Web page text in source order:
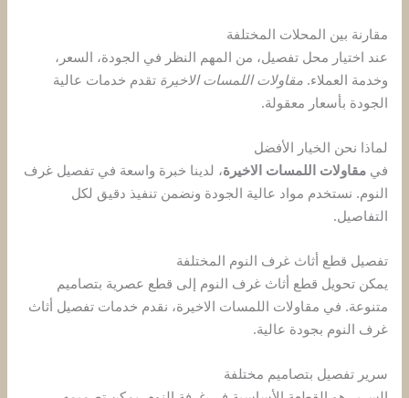
مقارنة بين المحلات المختلفة
عند اختيار محل تفصيل، من المهم النظر في الجودة، السعر،
وخدمة العملاء.مقاولات اللمسات الاخيرة تقدم خدمات عالية
الجودة بأسعار معقولة.
لماذا نحن الخيار الأفضل
فيمقاولات اللمسات الاخيرة، لدينا خبرة واسعة في تفصيل غرف
النوم. نستخدم مواد عالية الجودة ونضمن تنفيذ دقيق لكل
التفاصيل.
تفصيل قطع أثاث غرف النوم المختلفة
يمكن تحويل قطع أثاث غرف النوم إلى قطع عصرية بتصاميم
متنوعة. في مقاولات اللمسات الاخيرة، نقدم خدمات تفصيل أثاث
غرف النوم بجودة عالية.
سرير تفصيل بتصاميم مختلفة